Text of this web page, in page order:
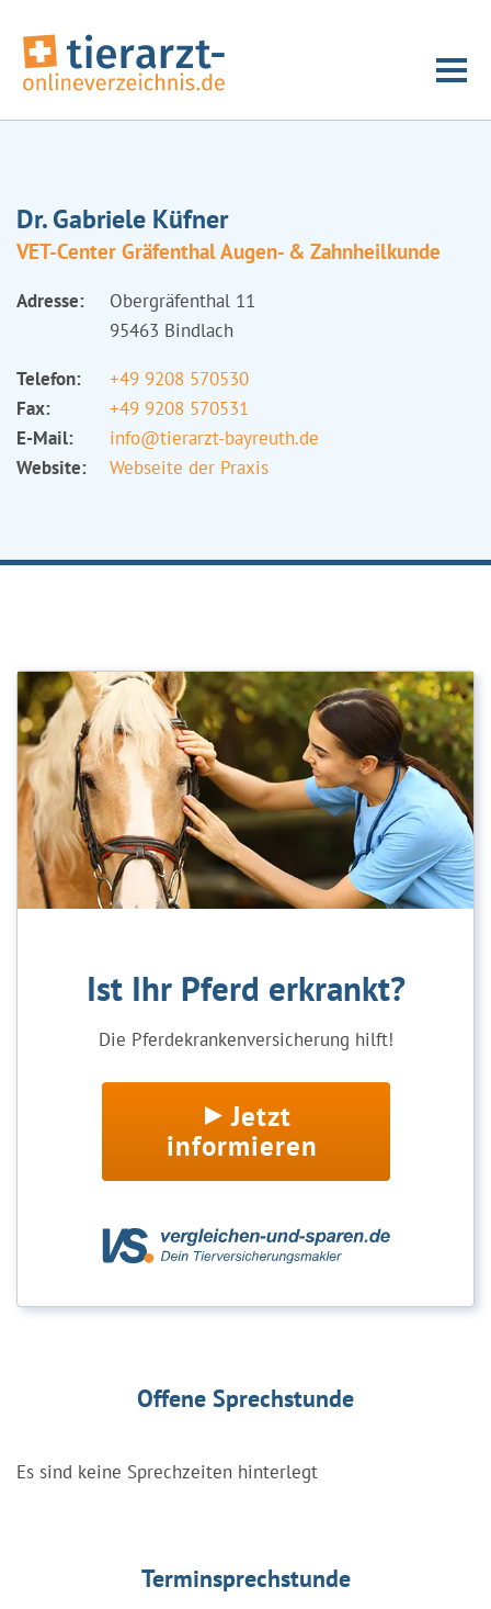
Dr. Gabriele Küfner
VET-Center Gräfenthal Augen- & Zahnheilkunde
Adresse:
Obergräfenthal 11
95463 Bindlach
Telefon:
+49 9208 570530
Fax:
+49 9208 570531
E-Mail:
info@tierarzt-bayreuth.de
Website:
Webseite der Praxis
Ist Ihr Pferd erkrankt?
Die Pferdekrankenversicherung hilft!
Jetzt
informieren
Offene Sprechstunde
Es sind keine Sprechzeiten hinterlegt
Terminsprechstunde